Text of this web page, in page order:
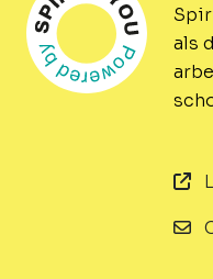
als